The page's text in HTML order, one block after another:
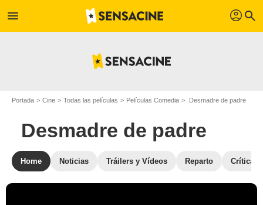
menu profil search
Portada Cine Todas las películas Películas Comedia Desmadre de padre
Desmadre de padre
Home Noticias Tráilers y Vídeos Reparto Críticas